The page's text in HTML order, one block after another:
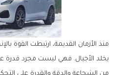
منذ الأزمان القديمة، ارتبطت القوة
يخلد الأجيال. فهي ليست مجرد قدرة